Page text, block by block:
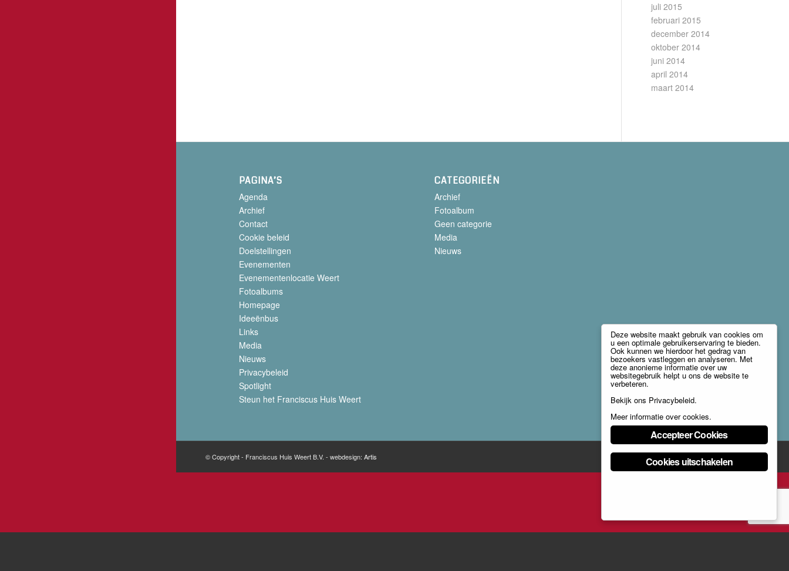
juli 2015
februari 2015
december 2014
oktober 2014
juni 2014
april 2014
maart 2014
PAGINA’S
Agenda
Archief
Contact
Cookie beleid
Doelstellingen
Evenementen
Evenementenlocatie Weert
Fotoalbums
Homepage
Ideeënbus
Links
Media
Nieuws
Privacybeleid
Spotlight
Steun het Franciscus Huis Weert
CATEGORIEËN
Archief
Fotoalbum
Geen categorie
Media
Nieuws
© Copyright - Franciscus Huis Weert B.V. - webdesign: Artis
Deze website maakt gebruik van cookies om
u een optimale gebruikerservaring te bieden.
Ook kunnen we hierdoor het gedrag van
bezoekers vastleggen en analyseren. Met
deze anonieme informatie over uw
websitegebruik helpt u ons de website te
verbeteren.
Bekijk ons Privacybeleid.
Meer informatie over cookies.
Accepteer Cookies
Cookies uitschakelen